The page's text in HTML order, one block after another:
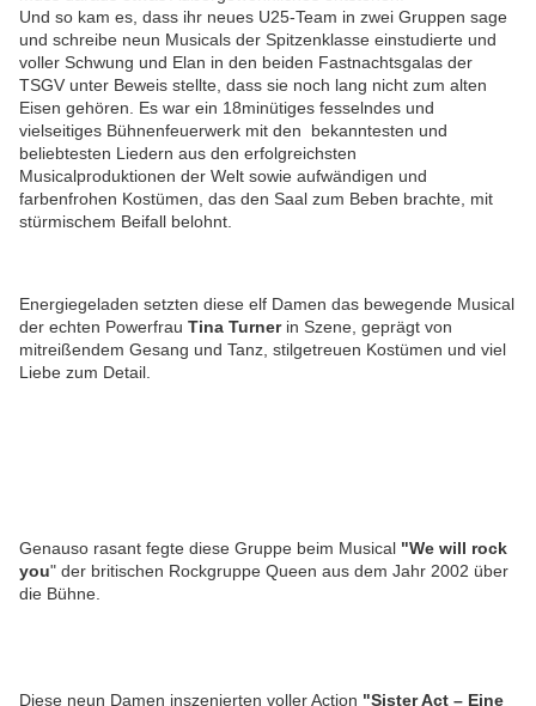
Und so kam es, dass ihr neues U25-Team in zwei Gruppen sage
und schreibe neun Musicals der Spitzenklasse einstudierte und
voller Schwung und Elan in den beiden Fastnachtsgalas der
TSGV unter Beweis stellte, dass sie noch lang nicht zum alten
Eisen gehören. Es war ein 18minütiges fesselndes und
vielseitiges Bühnenfeuerwerk mit den
bekanntesten und
beliebtesten Liedern aus den erfolgreichsten
Musicalproduktionen der Welt sowie aufwändigen und
farbenfrohen Kostümen, das den Saal zum Beben brachte, mit
stürmischem Beifall belohnt.
Energiegeladen setzten diese elf Damen das bewegende Musical
der echten Powerfrau Tina Turnerin Szene, geprägt von
mitreißendem Gesang und Tanz, stilgetreuen Kostümen und viel
Liebe zum Detail.
Genauso rasant fegte diese Gruppe beim Musical "We will rock
you" der britischen Rockgruppe Queen aus dem Jahr 2002 über
die Bühne.
Diese neun Damen inszenierten voller Action "Sister Act – Eine